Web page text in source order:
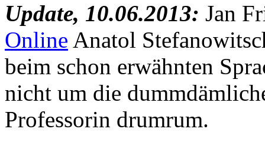
Update, 10.06.2013: Jan
Online Anatol
beim schon erwähnten
nicht um die
Professorin drumrum.